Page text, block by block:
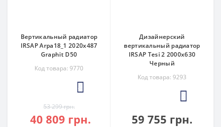
Вертикальный радиатор
IRSAP Arpa18_1 2020x487
Graphit D50
Код товара: 9770
4
53 299 грн.
40 809 грн.
Дизайнерский
вертикальный радиатор
IRSAP Tesi 2 2000x630
Черный
Код товара: 9293
3
59 755 грн.